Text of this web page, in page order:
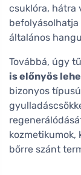
csuklóra, hátra
befolyásolhatja
általános
Továbbá, úgy
is előnyös
bizonyos
kozmetikumok,
bőrre szánt